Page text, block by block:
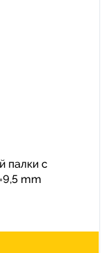
палки с
mm